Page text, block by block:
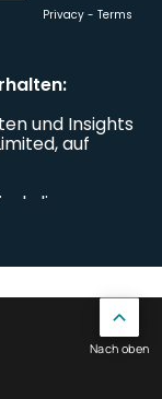
Nach oben